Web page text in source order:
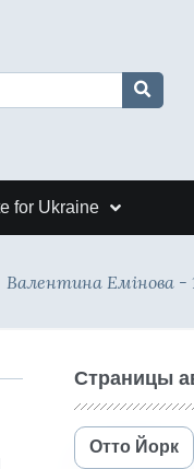
for Ukraine
Валентина Емінова -
Страницы
Отто Йорк